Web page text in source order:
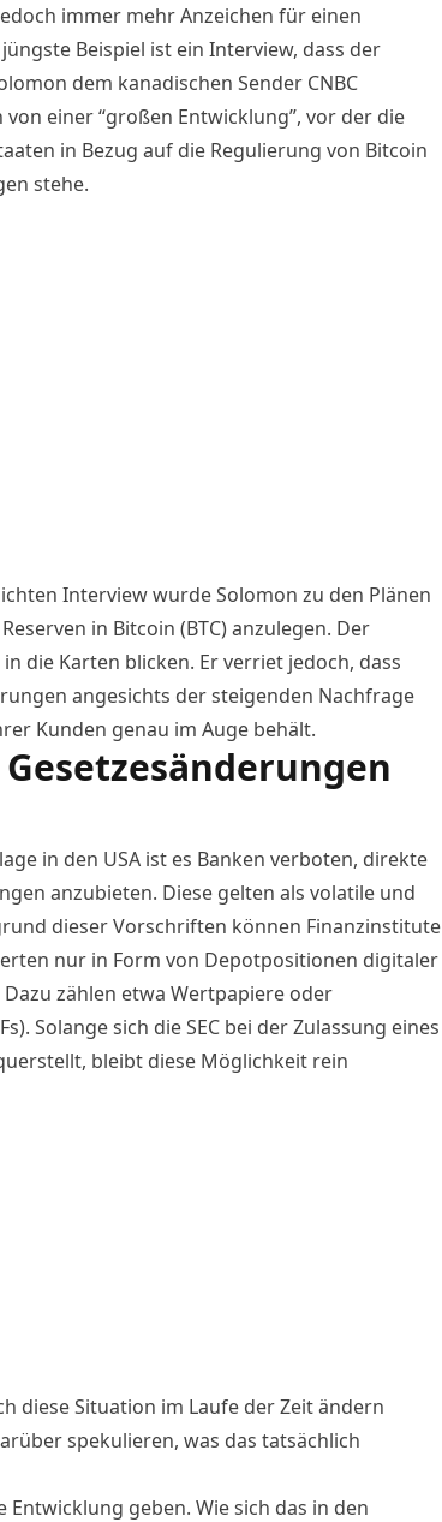
immer mehr Anzeichen für einen
Beispiel ist ein Interview, dass der
dem kanadischen Sender CNBC
einer “großen Entwicklung”, vor der die
in Bezug auf die Regulierung von Bitcoin
stehe.
Interviewwurde Solomon zu den Plänen
in Bitcoin (BTC) anzulegen. Der
die Karten blicken. Er verriet jedoch, dass
angesichts der steigenden Nachfrage
Kunden genau im Auge behält.
in den USA ist es Banken verboten, direkte
anzubieten. Diese gelten als volatile und
dieser Vorschriften können Finanzinstitute
nur in Form von Depotpositionen digitaler
zählen etwa Wertpapiere oder
Solange sich die SEC bei derZulassung eines
bleibt diese Möglichkeit rein
diese Situation im Laufe der Zeit ändern
spekulieren, was das tatsächlich
geben. Wie sich das in den